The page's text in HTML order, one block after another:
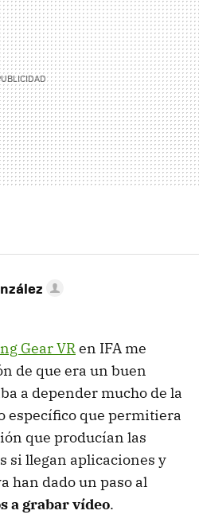
Gear VR en IFA me
de que era un buen
a depender mucho de la
específico que permitiera
que producían las
si llegan aplicaciones y
han dado un paso al
a grabar vídeo.